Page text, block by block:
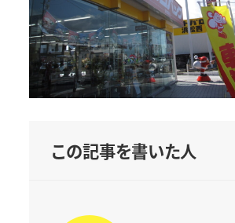
この記事を書いた人